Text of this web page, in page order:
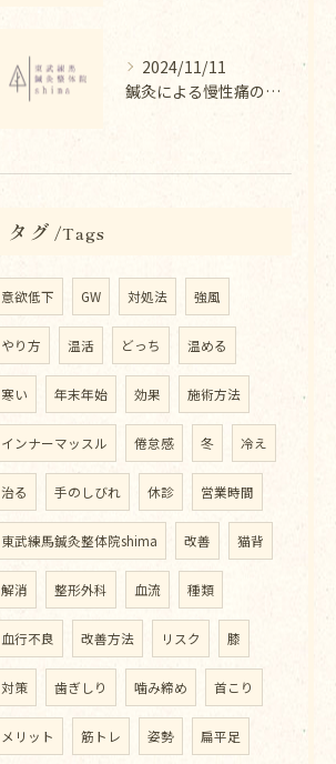
2024/11/11
鍼灸による慢性痛の改善法
タグ Tags
意欲低下 GW 対処法 強風
やり方 温活 どっち 温める
寒い 年末年始 効果 施術方法
インナーマッスル 倦怠感 冬 冷え
治る 手のしびれ 休診 営業時間
東武練馬鍼灸整体院shima 改善 猫背
解消 整形外科 血流 種類
血行不良 改善方法 リスク 膝
対策 歯ぎしり 噛み締め 首こり
メリット 筋トレ 姿勢 扁平足